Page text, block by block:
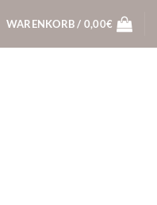
WARENKORB / 0,00€